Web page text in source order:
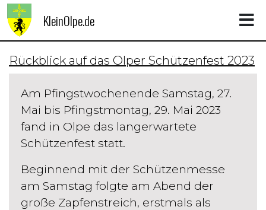
KleinOlpe.de
Rückblick auf das Olper Schützenfest 2023
Am Pfingstwochenende Samstag, 27.
Mai bis Pfingstmontag, 29. Mai 2023
fand in Olpe das langerwartete
Schützenfest statt.
Beginnend mit der Schützenmesse
am Samstag folgte am Abend der
große Zapfenstreich, erstmals als